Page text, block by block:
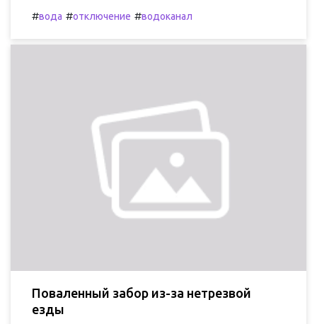
#вода #отключение #водоканал
Поваленный забор из-за нетрезвой
езды